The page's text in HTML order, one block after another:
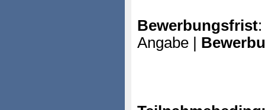
Bewerbungsfrist
Angabe |